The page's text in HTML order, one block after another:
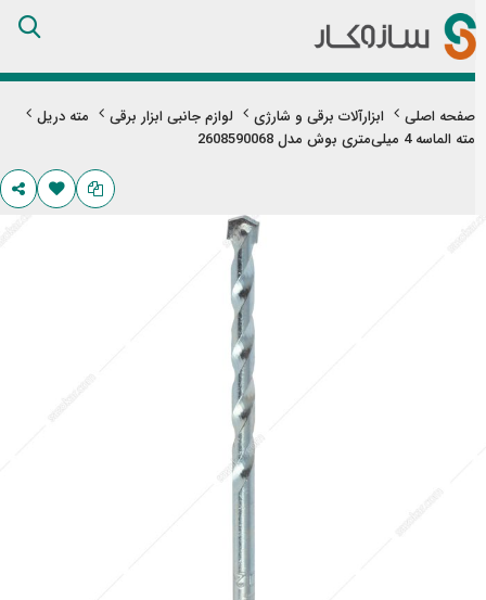
Skip
to
Content
صفحه اصلی ابزارآلات برقی و شارژی لوازم جانبی ابزار برقی
مته دریل
مته الماسه 4 میلی‌متری بوش مدل 2608590068